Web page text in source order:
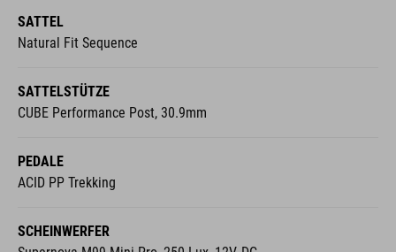
SATTEL
Natural Fit Sequence
SATTELSTÜTZE
CUBE Performance Post, 30.9mm
PEDALE
ACID PP Trekking
SCHEINWERFER